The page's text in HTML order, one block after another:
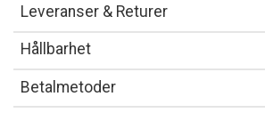
Leveranser & Returer
Hållbarhet
Betalmetoder